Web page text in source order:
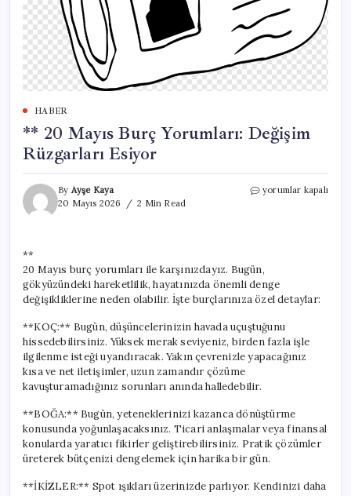
HABER
** 20 Mayıs Burç Yorumları: Değişim
Rüzgarları Esiyor
By Ayşe Kaya
20 Mayıs 2026
2 Min Read
**
Rüzgarları
Esiyor
için
yorumlar kapalı
**
20 Mayıs burç yorumları ile karşınızdayız. Bugün,
gökyüzündeki hareketlilik, hayatınızda önemli denge
değişikliklerine neden olabilir. İşte burçlarınıza özel detaylar:
**KOÇ:** Bugün, düşüncelerinizin havada uçuştuğunu
hissedebilirsiniz. Yüksek merak seviyeniz, birden fazla işle
ilgilenme isteği uyandıracak. Yakın çevrenizle yapacağınız
kısa ve net iletişimler, uzun zamandır çözüme
kavuşturamadığınız sorunları anında halledebilir.
**BOĞA:** Bugün, yeteneklerinizi kazanca dönüştürme
konusunda yoğunlaşacaksınız. Ticari anlaşmalar veya finansal
konularda yaratıcı fikirler geliştirebilirsiniz. Pratik çözümler
üreterek bütçenizi dengelemek için harika bir gün.
**İKİZLER:** Spot ışıkları üzerinizde parlıyor. Kendinizi daha